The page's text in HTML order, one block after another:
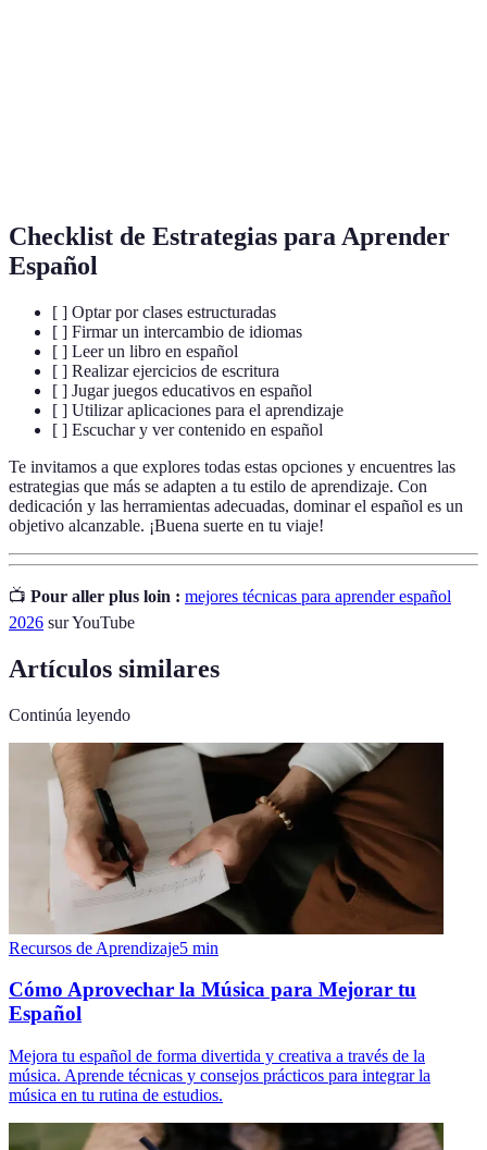
Checklist de Estrategias para Aprender
Español
[ ] Optar por clases estructuradas
[ ] Firmar un intercambio de idiomas
[ ] Leer un libro en español
[ ] Realizar ejercicios de escritura
[ ] Jugar juegos educativos en español
[ ] Utilizar aplicaciones para el aprendizaje
[ ] Escuchar y ver contenido en español
Te invitamos a que explores todas estas opciones y encuentres las
estrategias que más se adapten a tu estilo de aprendizaje. Con
dedicación y las herramientas adecuadas, dominar el español es un
objetivo alcanzable. ¡Buena suerte en tu viaje!
📺 Pour aller plus loin : mejores técnicas para aprender español
2026 sur YouTube
Artículos similares
Continúa leyendo
Recursos de Aprendizaje5 min
Cómo Aprovechar la Música para Mejorar tu
Español
Mejora tu español de forma divertida y creativa a través de la
música. Aprende técnicas y consejos prácticos para integrar la
música en tu rutina de estudios.